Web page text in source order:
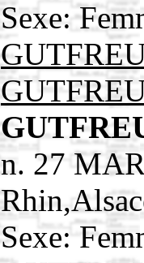
Sexe:
n. 27
Sexe: